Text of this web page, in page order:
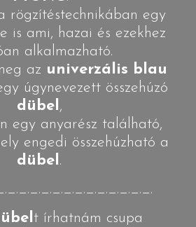
rögzítéstechnikában egy
is ami, hazai és ezekhez
alkalmazható.
az univerzális blau
úgynevezett összehúzó
dübel,
egy anyarész található,
engedi összehúzható a
dübel.
t írhatnám csupa